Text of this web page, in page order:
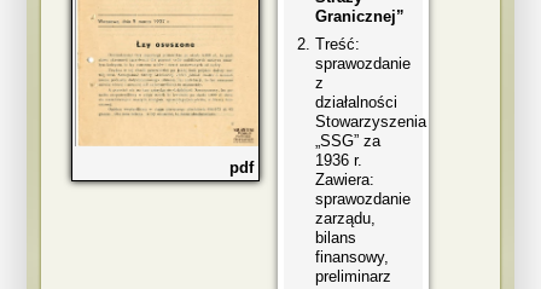
pdf
Granicznej”
Treść:
sprawozdanie
z
działalności
Stowarzyszenia
„SSG” za
1936 r.
Zawiera:
sprawozdanie
zarządu,
bilans
finansowy,
preliminarz